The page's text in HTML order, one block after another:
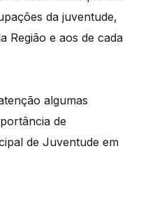
da juventude,
Região e aos de cada
algumas
de
de Juventude em